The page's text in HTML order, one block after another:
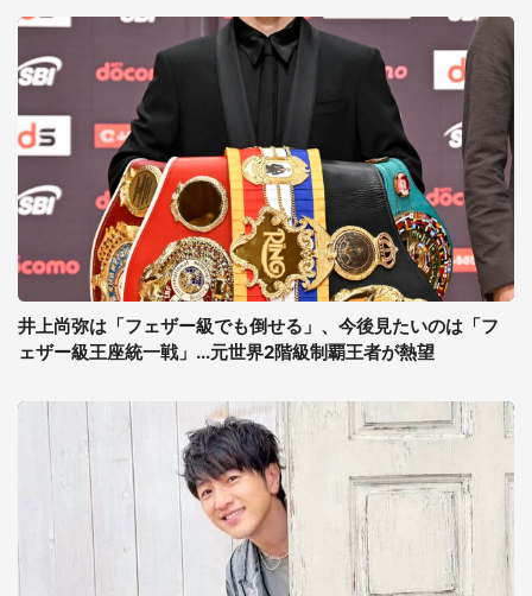
井上尚弥は「フェザー級でも倒せる」、今後見たいのは「フ
ェザー級王座統一戦」...元世界2階級制覇王者が熱望